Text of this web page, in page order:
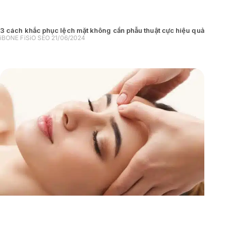
3 cách khắc phục lệch mặt không cần phẫu thuật cực hiệu quả
iBONE FiSiO SEO 21/06/2024